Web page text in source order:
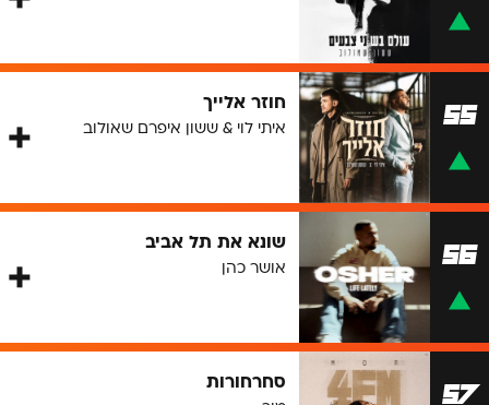
55 חוזר אלייך
איתי לוי & ששון איפרם שאולוב
56 שונא את תל אביב
אושר כהן
57 סחרחורות